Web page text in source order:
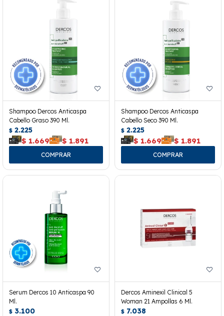
Shampoo Dercos Anticaspa
Cabello Graso 390 Ml.
$ 2.225
$ 1.669 $ 1.891
Shampoo Dercos Anticaspa
Cabello Seco 390 Ml.
$ 2.225
$ 1.669 $ 1.891
Serum Dercos 10 Anticaspa 90
Ml.
$ 3.100
Dercos Aminexil Clinical 5
Woman 21 Ampollas 6 Ml.
$ 7.038